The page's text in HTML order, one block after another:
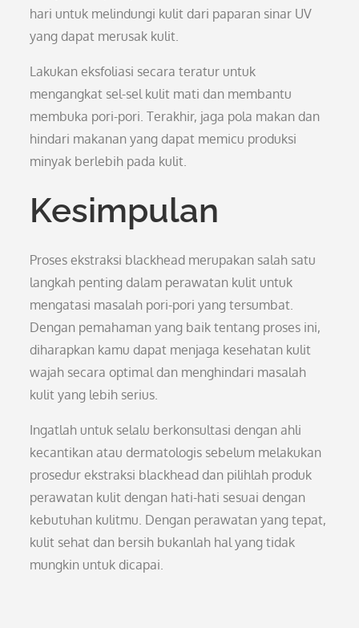
hari untuk melindungi kulit dari paparan sinar UV
yang dapat merusak kulit.
Lakukan eksfoliasi secara teratur untuk
mengangkat sel-sel kulit mati dan membantu
membuka pori-pori. Terakhir, jaga pola makan dan
hindari makanan yang dapat memicu produksi
minyak berlebih pada kulit.
Kesimpulan
Proses ekstraksi blackhead merupakan salah satu
langkah penting dalam perawatan kulit untuk
mengatasi masalah pori-pori yang tersumbat.
Dengan pemahaman yang baik tentang proses ini,
diharapkan kamu dapat menjaga kesehatan kulit
wajah secara optimal dan menghindari masalah
kulit yang lebih serius.
Ingatlah untuk selalu berkonsultasi dengan ahli
kecantikan atau dermatologis sebelum melakukan
prosedur ekstraksi blackhead dan pilihlah produk
perawatan kulit dengan hati-hati sesuai dengan
kebutuhan kulitmu. Dengan perawatan yang tepat,
kulit sehat dan bersih bukanlah hal yang tidak
mungkin untuk dicapai.